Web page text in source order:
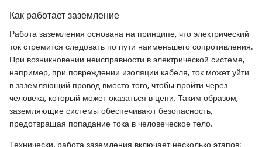
Как работает заземление
Работа заземления основана на принципе, что электрический
ток стремится следовать по пути наименьшего сопротивления.
При возникновении неисправности в электрической системе,
например, при повреждении изоляции кабеля, ток может уйти
в заземляющий провод вместо того, чтобы пройти через
человека, который может оказаться в цепи. Таким образом,
заземляющие системы обеспечивают безопасность,
предотвращая попадание тока в человеческое тело.